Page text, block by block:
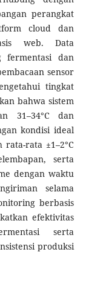
perangkat
cloud dan
web. Data
fermentasi dan
sensor
tingkat
bahwa sistem
31–34°C dan
kondisi ideal
rata ±1–2°C
serta
dengan waktu
selama
berbasis
efektivitas
serta
produksi